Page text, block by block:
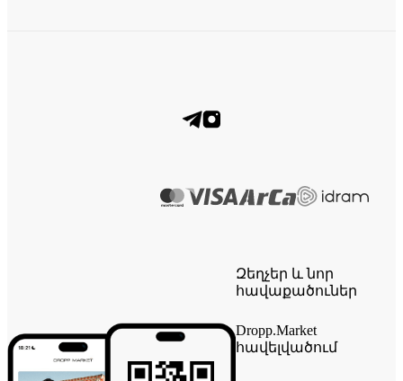
Զեղչեր և նոր
հավաքածուներ
Dropp.Market
հավելվածում